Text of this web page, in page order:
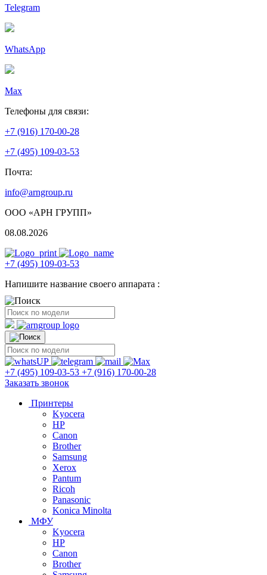
Telegram
WhatsApp
Max
Телефоны для связи:
+7 (916) 170-00-28
+7 (495) 109-03-53
Почта:
info@arngroup.ru
ООО «АРН ГРУПП»
08.08.2026
+7 (495) 109-03-53
Напишите название своего аппарата :
+7 (495) 109-03-53 +7 (916) 170-00-28
Заказать звонок
Принтеры
Kyocera
HP
Canon
Brother
Samsung
Xerox
Pantum
Ricoh
Panasonic
Konica Minolta
МФУ
Kyocera
HP
Canon
Brother